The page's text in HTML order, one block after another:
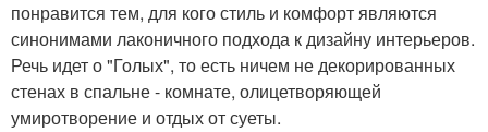
понравится тем, для кого стиль и комфорт являются
синонимами лаконичного подхода к дизайну интерьеров.
Речь идет о "Голых", то есть ничем не декорированных
стенах в спальне - комнате, олицетворяющей
умиротворение и отдых от суеты.